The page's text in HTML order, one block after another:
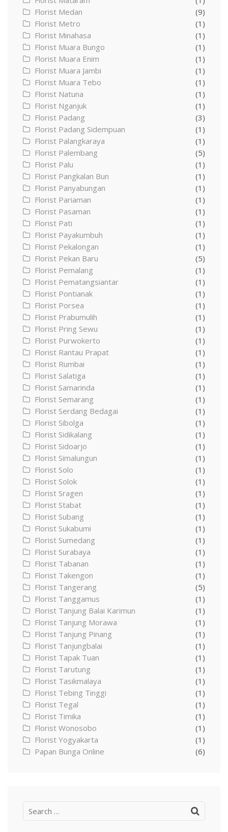
Florist Medan
(9)
Florist Metro
(1)
Florist Minahasa
(1)
Florist Muara Bungo
(1)
Florist Muara Enim
(1)
Florist Muara Jambi
(1)
Florist Muara Tebo
(1)
Florist Natuna
(1)
Florist Nganjuk
(1)
Florist Padang
(3)
Florist Padang Sidempuan
(1)
Florist Palangkaraya
(1)
Florist Palembang
(5)
Florist Palu
(1)
Florist Pangkalan Bun
(1)
Florist Panyabungan
(1)
Florist Pariaman
(1)
Florist Pasaman
(1)
Florist Pati
(1)
Florist Payakumbuh
(1)
Florist Pekalongan
(1)
Florist Pekan Baru
(5)
Florist Pemalang
(1)
Florist Pematangsiantar
(1)
Florist Pontianak
(1)
Florist Porsea
(1)
Florist Prabumulih
(1)
Florist Pring Sewu
(1)
Florist Purwokerto
(1)
Florist Rantau Prapat
(1)
Florist Rumbai
(1)
Florist Salatiga
(1)
Florist Samarinda
(1)
Florist Semarang
(1)
Florist Serdang Bedagai
(1)
Florist Sibolga
(1)
Florist Sidikalang
(1)
Florist Sidoarjo
(1)
Florist Simalungun
(1)
Florist Solo
(1)
Florist Solok
(1)
Florist Sragen
(1)
Florist Stabat
(1)
Florist Subang
(1)
Florist Sukabumi
(1)
Florist Sumedang
(1)
Florist Surabaya
(1)
Florist Tabanan
(1)
Florist Takengon
(1)
Florist Tangerang
(5)
Florist Tanggamus
(1)
Florist Tanjung Balai Karimun
(1)
Florist Tanjung Morawa
(1)
Florist Tanjung Pinang
(1)
Florist Tanjungbalai
(1)
Florist Tapak Tuan
(1)
Florist Tarutung
(1)
Florist Tasikmalaya
(1)
Florist Tebing Tinggi
(1)
Florist Tegal
(1)
Florist Timika
(1)
Florist Wonosobo
(1)
Florist Yogyakarta
(1)
Papan Bunga Online
(6)
Search